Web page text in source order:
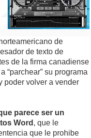
de
de texto de
de la firma canadiense
“parchear” su programa
poder volver a vender
parece ser un
Word , que le
que le prohibe